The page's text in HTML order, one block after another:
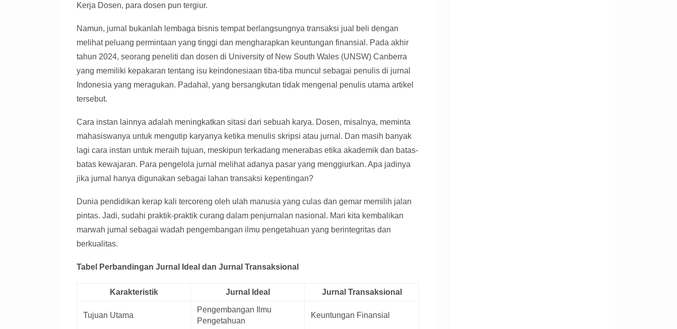
Kerja Dosen, para dosen pun tergiur.
Namun, jurnal bukanlah lembaga bisnis tempat berlangsungnya transaksi jual beli dengan
melihat peluang permintaan yang tinggi dan mengharapkan keuntungan finansial. Pada akhir
tahun 2024, seorang peneliti dan dosen di University of New South Wales (UNSW) Canberra
yang memiliki kepakaran tentang isu keindonesiaan tiba-tiba muncul sebagai penulis di jurnal
Indonesia yang meragukan. Padahal, yang bersangkutan tidak mengenal penulis utama artikel
tersebut.
Cara instan lainnya adalah meningkatkan sitasi dari sebuah karya. Dosen, misalnya, meminta
mahasiswanya untuk mengutip karyanya ketika menulis skripsi atau jurnal. Dan masih banyak
lagi cara instan untuk meraih tujuan, meskipun terkadang menerabas etika akademik dan batas-
batas kewajaran. Para pengelola jurnal melihat adanya pasar yang menggiurkan. Apa jadinya
jika jurnal hanya digunakan sebagai lahan transaksi kepentingan?
Dunia pendidikan kerap kali tercoreng oleh ulah manusia yang culas dan gemar memilih jalan
pintas. Jadi, sudahi praktik-praktik curang dalam penjurnalan nasional. Mari kita kembalikan
marwah jurnal sebagai wadah pengembangan ilmu pengetahuan yang berintegritas dan
berkualitas.
Tabel Perbandingan Jurnal Ideal dan Jurnal Transaksional
Karakteristik Jurnal Ideal Jurnal Transaksional
Tujuan Utama
Pengembangan Ilmu
Pengetahuan
Keuntungan Finansial